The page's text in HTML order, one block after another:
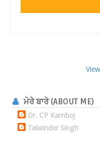
ਮੇਰੇ ਬਾਰੇ (ABOUT ME)
Dr. CP Kamboj
Talwinder Singh